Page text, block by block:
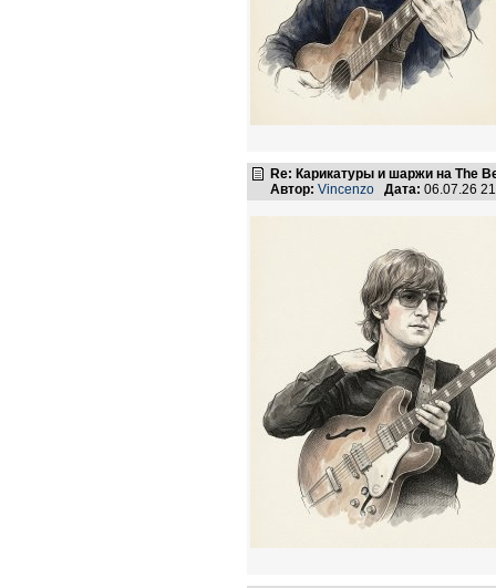
Re: Карикатуры и шаржи на The
Автор: Vincenzo Дата: 06.07.26